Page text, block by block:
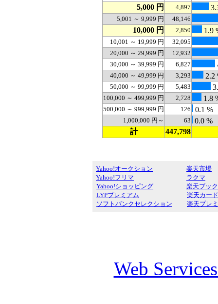
5,000 円 4,897
5,001 ～ 9,999 円 48,146
10,000 円 2,850 1.9
10,001 ～ 19,999 円
32,095
20,000 ～ 29,999 円
12,932
30,000 ～ 39,999 円
6,827
40,000 ～ 49,999 円 3,293 2.2
50,000 ～ 99,999 円 5,483
100,000 ～ 499,999 円 2,728 1.8
500,000 ～ 999,999 円 126 0.1 %
1,000,000 円～ 63 0.0 %
計
447,798
Yahoo!オークション
Yahoo!フリマ
Yahoo!ショッピング
LYPプレミアム
ソフトバンクセレクション
楽天市場
ラクマ
楽天ブッ
楽天カード
楽天プレ
Web